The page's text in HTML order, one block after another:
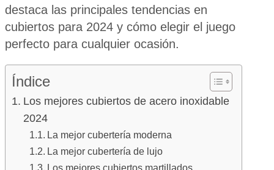
destaca las principales tendencias en
cubiertos para 2024 y cómo elegir el juego
perfecto para cualquier ocasión.
Índice
Los mejores cubiertos de acero inoxidable
2024
La mejor cubertería moderna
La mejor cubertería de lujo
Los mejores cubiertos martillados